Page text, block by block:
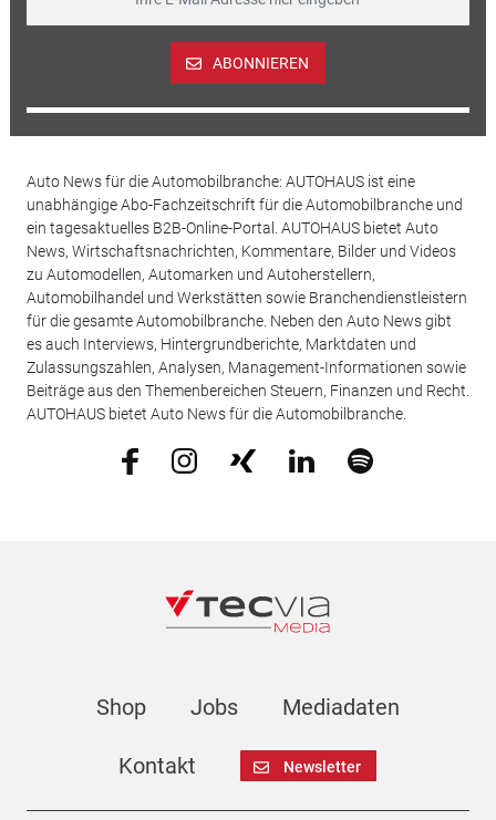
ABONNIEREN
Auto News für die Automobilbranche: AUTOHAUS ist eine
unabhängige Abo-Fachzeitschrift für die Automobilbranche und
ein tagesaktuelles B2B-Online-Portal. AUTOHAUS bietet Auto
News, Wirtschaftsnachrichten, Kommentare, Bilder und Videos
zu Automodellen, Automarken und Autoherstellern,
Automobilhandel und Werkstätten sowie Branchendienstleistern
für die gesamte Automobilbranche. Neben den Auto News gibt
es auch Interviews, Hintergrundberichte, Marktdaten und
Zulassungszahlen, Analysen, Management-Informationen sowie
Beiträge aus den Themenbereichen Steuern, Finanzen und Recht.
AUTOHAUS bietet Auto News für die Automobilbranche.
Shop Jobs Mediadaten
Kontakt Newsletter